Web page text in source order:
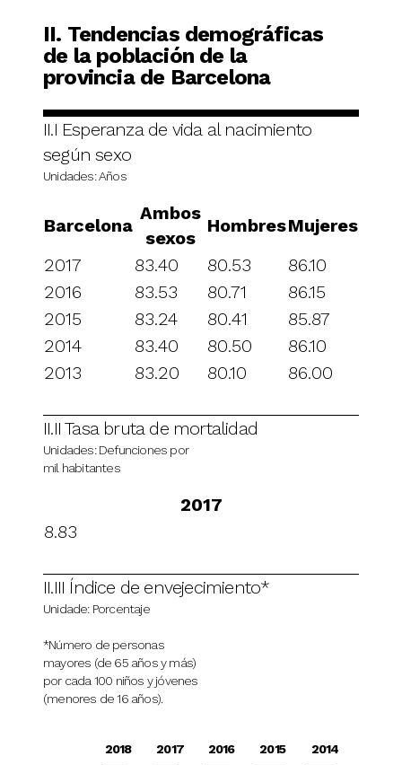
II. Tendencias demográficas
de la población de la
provincia de Barcelona
II.I Esperanza de vida al nacimiento
según sexo
Unidades: Años
Barcelona
Ambos
sexos
HombresMujeres
2017
83.40 80.53
86.10
2016
83.53 80.71
86.15
2015
83.24 80.41
85.87
2014
83.40 80.50
86.10
2013
83.20 80.10 86.00
II.II Tasa bruta de mortalidad
Unidades: Defunciones por
mil habitantes
2017
8.83
II.III Índice de envejecimiento*
Unidade: Porcentaje
*Número de personas
mayores (de 65 años y más)
por cada 100 niños y jóvenes
(menores de 16 años).
2018 2017 2016 2015 2014